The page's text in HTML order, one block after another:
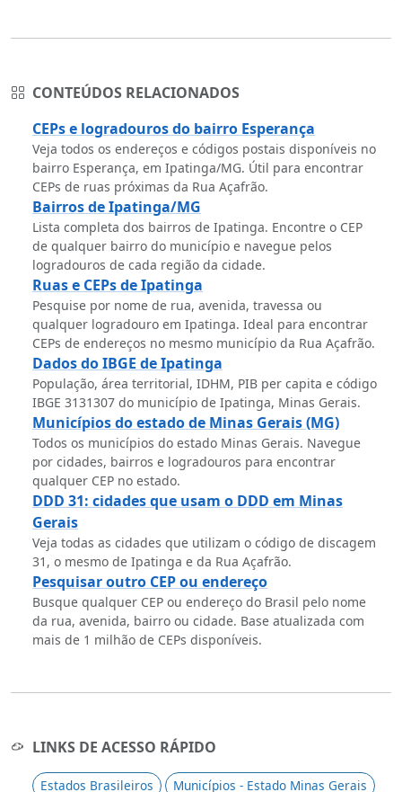
CONTEÚDOS RELACIONADOS
CEPs e logradouros do bairro Esperança
Veja todos os endereços e códigos postais disponíveis no
bairro Esperança, em Ipatinga/MG. Útil para encontrar
CEPs de ruas próximas da Rua Açafrão.
Bairros de Ipatinga/MG
Lista completa dos bairros de Ipatinga. Encontre o CEP
de qualquer bairro do município e navegue pelos
logradouros de cada região da cidade.
Ruas e CEPs de Ipatinga
Pesquise por nome de rua, avenida, travessa ou
qualquer logradouro em Ipatinga. Ideal para encontrar
CEPs de endereços no mesmo município da Rua Açafrão.
Dados do IBGE de Ipatinga
População, área territorial, IDHM, PIB per capita e código
IBGE 3131307 do município de Ipatinga, Minas Gerais.
Municípios do estado de Minas Gerais (MG)
Todos os municípios do estado Minas Gerais. Navegue
por cidades, bairros e logradouros para encontrar
qualquer CEP no estado.
DDD 31: cidades que usam o DDD em Minas
Gerais
Veja todas as cidades que utilizam o código de discagem
31, o mesmo de Ipatinga e da Rua Açafrão.
Pesquisar outro CEP ou endereço
Busque qualquer CEP ou endereço do Brasil pelo nome
da rua, avenida, bairro ou cidade. Base atualizada com
mais de 1 milhão de CEPs disponíveis.
LINKS DE ACESSO RÁPIDO
Estados Brasileiros Municípios - Estado Minas Gerais